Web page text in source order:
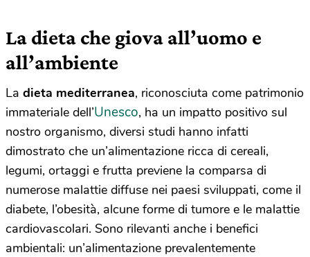
La dieta che giova all’uomo e
all’ambiente
La dieta mediterranea, riconosciuta come patrimonio
immateriale dell’Unesco, ha un impatto positivo sul
nostro organismo, diversi studi hanno infatti
dimostrato che un’alimentazione ricca di cereali,
legumi, ortaggi e frutta previene la comparsa di
numerose malattie diffuse nei paesi sviluppati, come il
diabete, l’obesità, alcune forme di tumore e le malattie
cardiovascolari. Sono rilevanti anche i benefici
ambientali: un’alimentazione prevalentemente